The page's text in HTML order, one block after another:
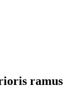
ramus